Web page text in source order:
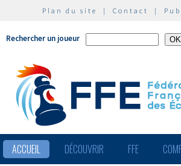
Plan du site | Contact |
Rechercher un joueur
ACCUEIL DÉCOUVRIR FFE